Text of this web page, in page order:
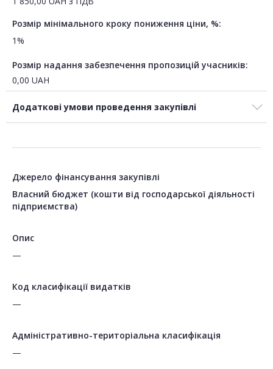
Розмір мінімального кроку пониження ціни, %:
1%
Розмір надання забезпечення пропозицій учасників:
0,00 UAH
Додаткові умови проведення закупівлі
Джерело фінансування закупівлі
Власний бюджет (кошти від господарської діяльності
підприємства)
Опис
—
Код класифікації видатків
—
Адміністративно-територіальна класифікація
—